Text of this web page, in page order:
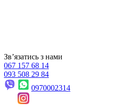
Звʼязатись з нами
067 157 68 14
093 508 29 84
0970002314